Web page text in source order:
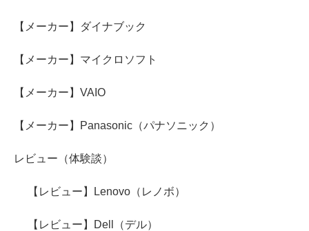
【メーカー】ダイナブック
【メーカー】マイクロソフト
【メーカー】VAIO
【メーカー】Panasonic（パナソニック）
レビュー（体験談）
【レビュー】Lenovo（レノボ）
【レビュー】Dell（デル）